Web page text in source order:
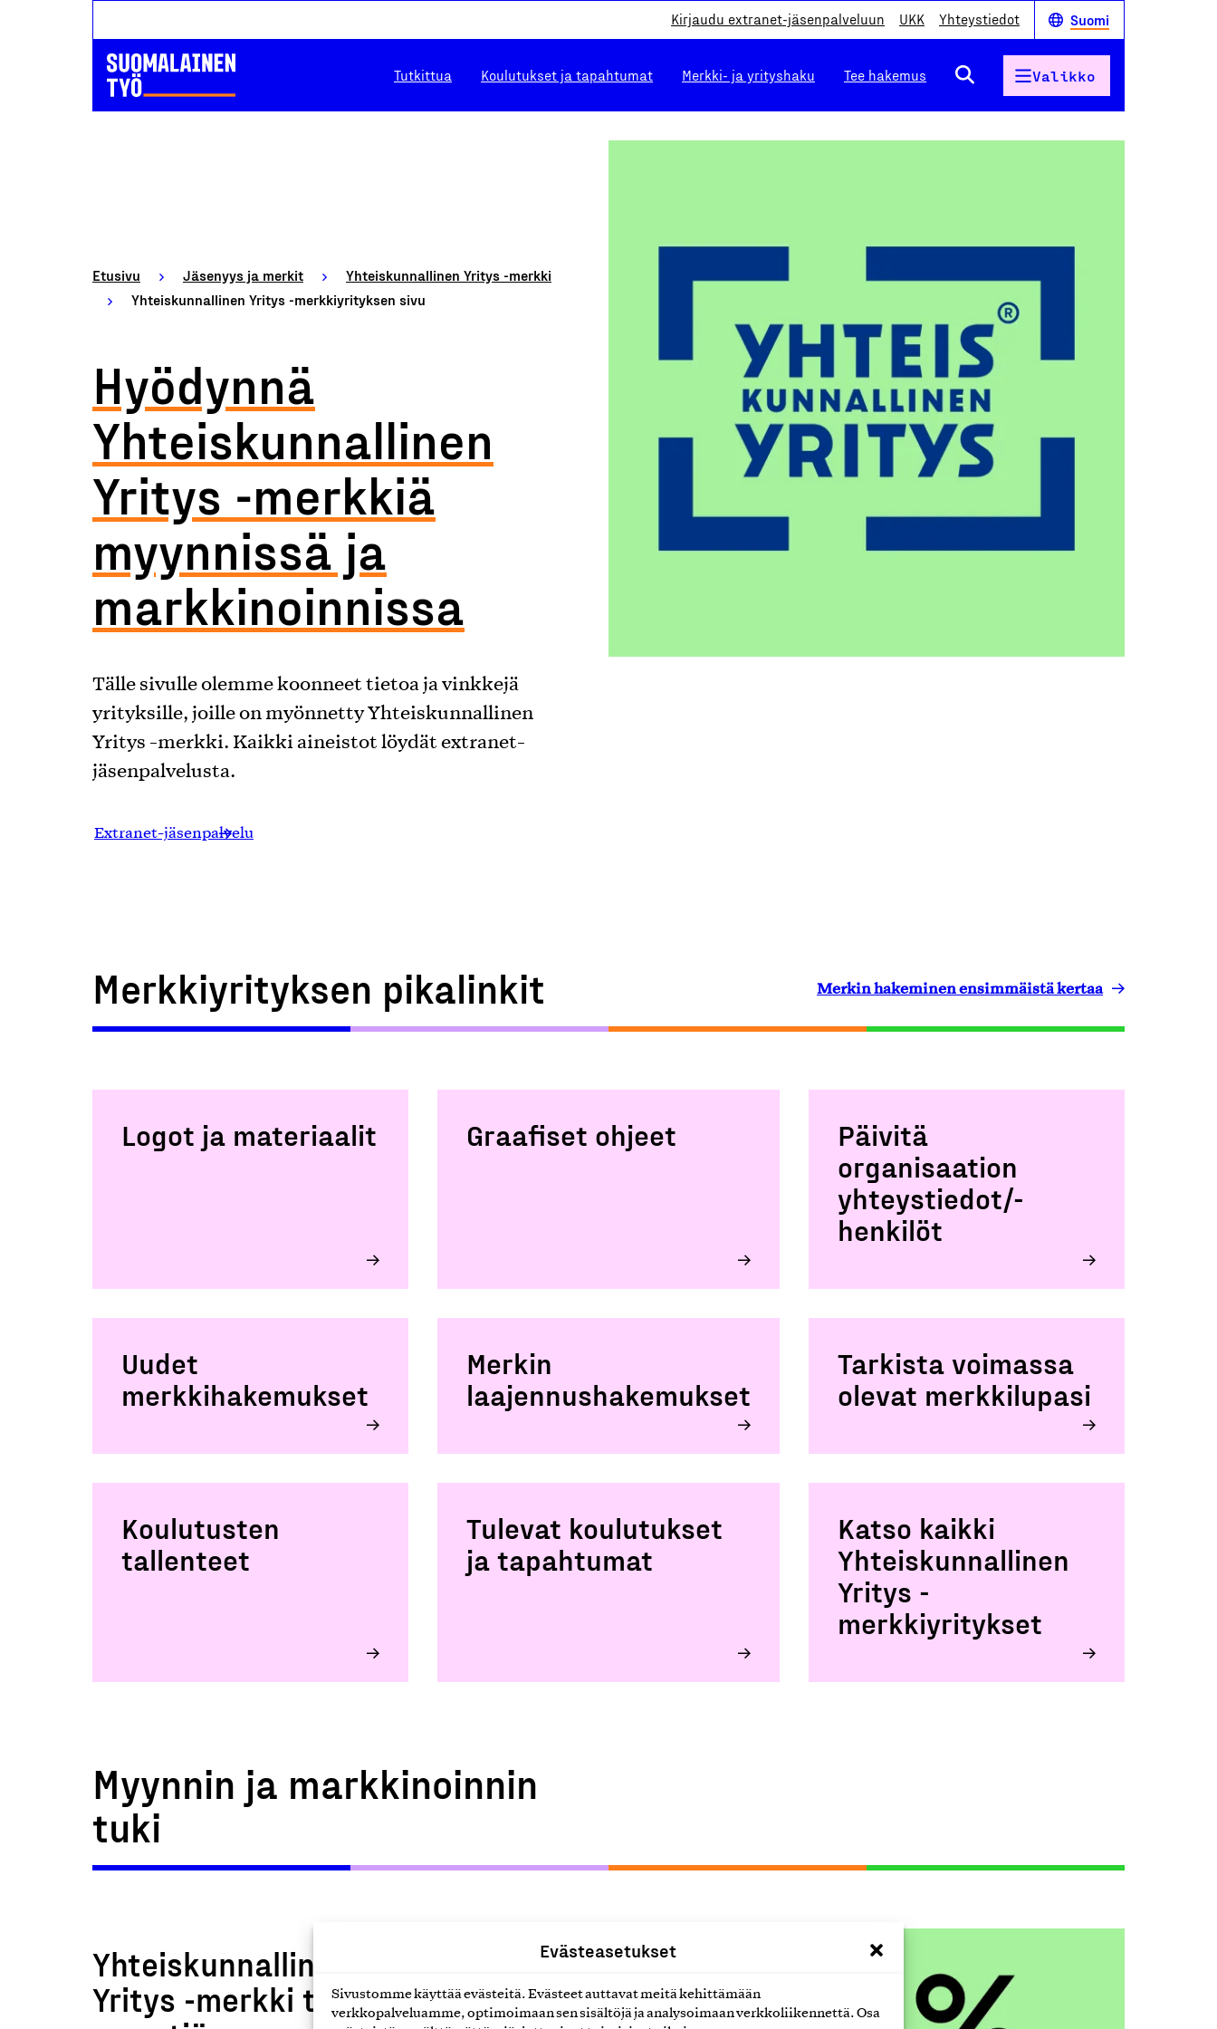
Evästeasetukset
Sivustomme käyttää evästeitä. Evästeet auttavat meitä kehittämään
verkkopalveluamme, optimoimaan sen sisältöjä ja analysoimaan verkkoliikennettä. Osa
Kirjaudu extranet-jäsenpalveluun UKK Yhteystiedot Suomi
Tutkittua Koulutukset ja tapahtumat Merkki- ja yrityshaku Tee hakemus Valikko
Etusivu Jäsenyys ja merkit
Yhteiskunnallinen Yritys -merkki
Yhteiskunnallinen Yritys -merkkiyrityksen sivu
Hyödynnä
Yhteiskunnallinen
Yritys -merkkiä
myynnissä ja
markkinoinnissa
Tälle sivulle olemme koonneet tietoa ja vinkkejä
yrityksille, joille on myönnetty Yhteiskunnallinen
Yritys -merkki. Kaikki aineistot löydät extranet-
jäsenpalvelusta.
Extranet-jäsenpalvelu
Merkkiyrityksen pikalinkit Merkin hakeminen ensimmäistä kertaa
Logot ja materiaalit Graafiset ohjeet
Päivitä
organisaation
yhteystiedot/-
henkilöt
Uudet
merkkihakemukset
Merkin
laajennushakemukset
Tarkista voimassa
olevat merkkilupasi
Koulutusten
tallenteet
Tulevat koulutukset
ja tapahtumat
Katso kaikki
Yhteiskunnallinen
Yritys -
merkkiyritykset
Myynnin ja markkinoinnin
tuki
Yhteiskunnallinen
Yritys -merkki tukee